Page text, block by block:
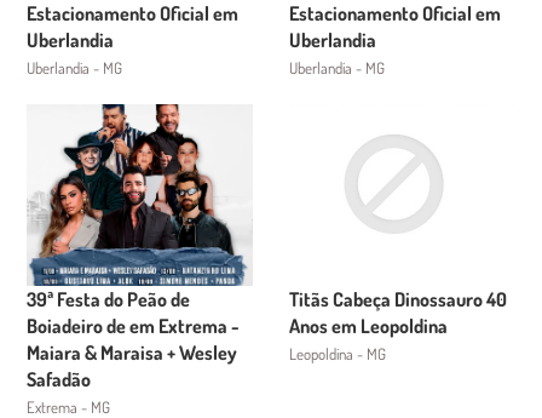
Estacionamento Oficial em
Uberlandia
Uberlandia - MG
Estacionamento Oficial em
Uberlandia
Uberlandia - MG
39ª Festa do Peão de
Boiadeiro de em Extrema -
Maiara & Maraisa + Wesley
Safadão
Extrema - MG
Titãs Cabeça Dinossauro 40
Anos em Leopoldina
Leopoldina - MG